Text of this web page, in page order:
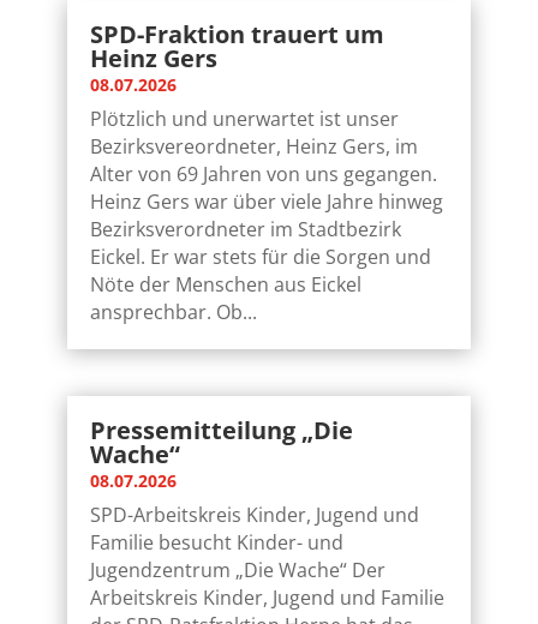
SPD-Fraktion trauert um
Heinz Gers
08.07.2026
Plötzlich und unerwartet ist unser
Bezirksvereordneter, Heinz Gers, im
Alter von 69 Jahren von uns gegangen.
Heinz Gers war über viele Jahre hinweg
Bezirksverordneter im Stadtbezirk
Eickel. Er war stets für die Sorgen und
Nöte der Menschen aus Eickel
ansprechbar. Ob...
Pressemitteilung „Die
Wache“
08.07.2026
SPD-Arbeitskreis Kinder, Jugend und
Familie besucht Kinder- und
Jugendzentrum „Die Wache“ Der
Arbeitskreis Kinder, Jugend und Familie